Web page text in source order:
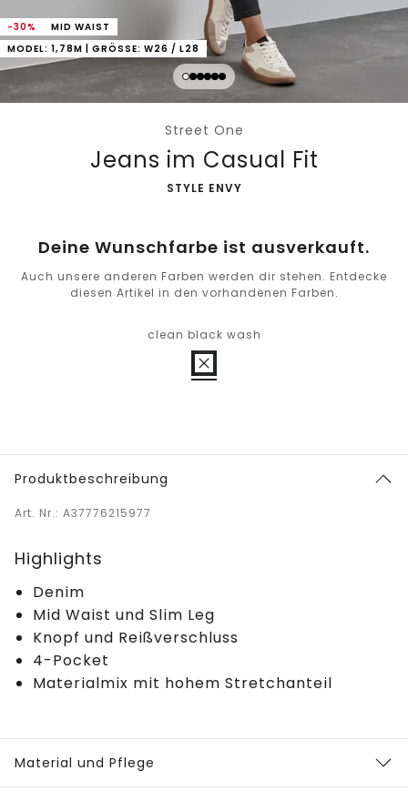
-30%
MID WAIST
MODEL: 1,78M | GRÖSSE: W26 / L28
Street One
Jeans im Casual Fit
-
STYLE ENVY
Deine Wunschfarbe ist ausverkauft.
Auch unsere anderen Farben werden dir stehen. Entdecke
diesen Artikel in den vorhandenen Farben.
clean black wash
Produktbeschreibung
Art. Nr.: A37776215977
Highlights
Denim
Mid Waist und Slim Leg
Knopf und Reißverschluss
4-Pocket
Materialmix mit hohem Stretchanteil
Material und Pflege